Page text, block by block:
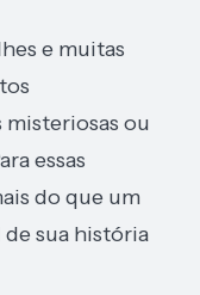
e muitas
ou
essas
do que um
sua história